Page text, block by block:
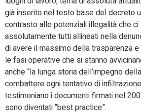
già inserito nel testo base del decreto
contrasto alle potenziali illegalità che
assolutamente tutti allineati nella
di avere il massimo della trasparenza
le fasi operative che si stanno
anche “la lunga storia dell’impegno
combattere ogni tentativo di
testimoniano i documenti firmati nel
sono diventati “best practice”.